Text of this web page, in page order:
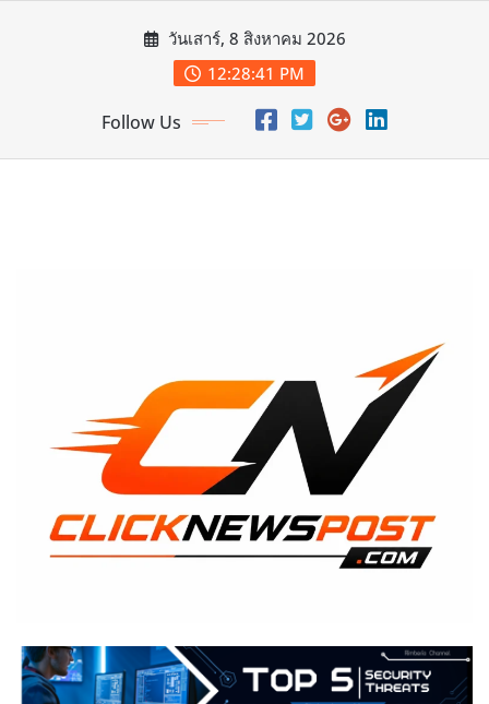
วันเสาร์, 8 สิงหาคม 2026
12:28:43 PM
Follow Us